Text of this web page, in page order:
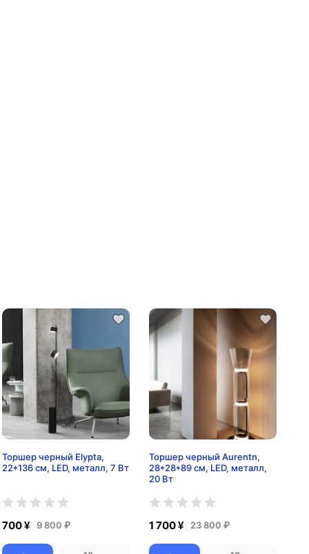
Торшер черный Elypta,
22*136 см, LED, металл, 7 Вт
700 ¥ 9 800 ₽
Торшер черный Aurentn,
28*28*89 см, LED, металл,
20 Вт
1 700 ¥ 23 800 ₽